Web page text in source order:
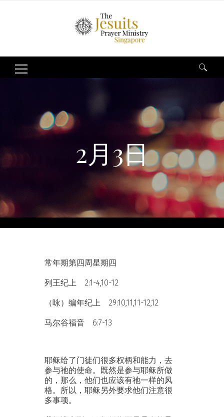
Search
2月3日
常年期第四周星期四
列王纪上 2:1-4,10-12
（咏）编年纪上 29:10,11,11-12,12
马尔谷福音 6:7-13
耶稣给了门徒们很多权柄和能力，去
参与祂的使命。既然是参与耶稣所做
的，那么，他们也应该有祂一样的风
格。所以，耶稣另外要求他们注意很
多事项。